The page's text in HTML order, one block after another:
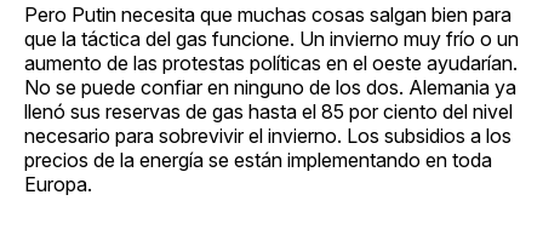
Pero Putin necesita que muchas cosas salgan bien para
que la táctica del gas funcione. Un invierno muy frío o un
aumento de las protestas políticas en el oeste ayudarían.
No se puede confiar en ninguno de los dos. Alemania ya
llenó sus reservas de gas hasta el 85 por ciento del nivel
necesario para sobrevivir el invierno. Los subsidios a los
precios de la energía se están implementando en toda
Europa.